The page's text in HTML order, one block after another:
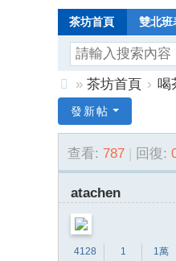
茶坊首頁 雙北班
年
老
口
碑
» 茶坊首頁 › 喝
發新帖
查看: 787 | 回復:
atachen
4128
1
1萬